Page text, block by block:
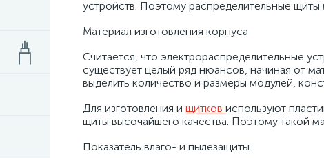
устройств. Поэтому распределительные
Материал изготовления корпуса
Считается, что электрораспределительные
существует целый ряд нюансов, начиная от
выделить количество и размеры модулей,
Для изготовления и щитков используют
щиты высочайшего качества. Поэтому такой
Показатель влаго- и пылезащиты